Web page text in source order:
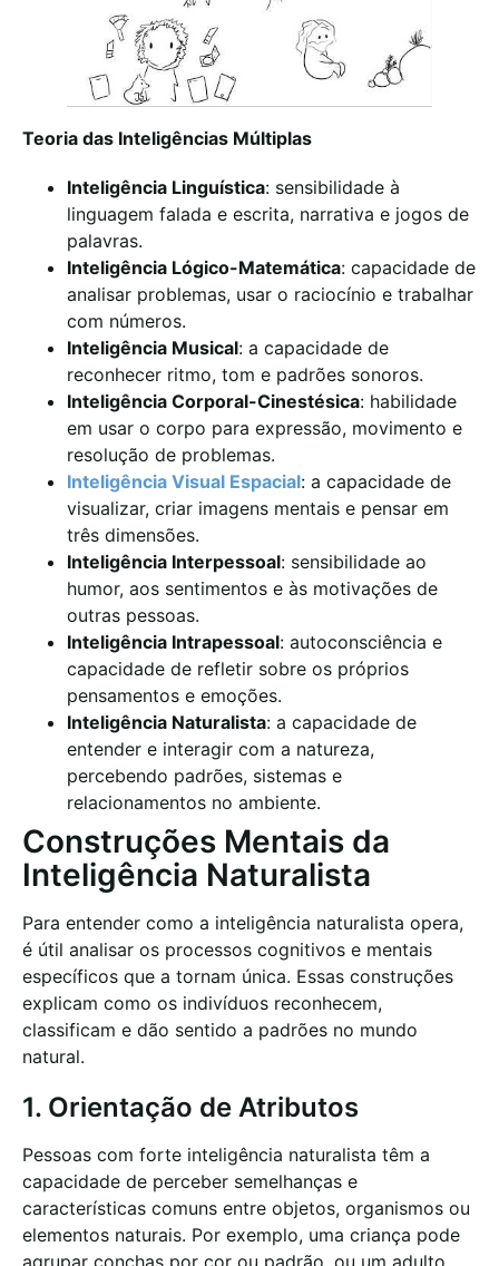
Teoria das Inteligências Múltiplas
Inteligência Linguística: sensibilidade à
linguagem falada e escrita, narrativa e jogos de
palavras.
Inteligência Lógico-Matemática: capacidade de
analisar problemas, usar o raciocínio e trabalhar
com números.
Inteligência Musical: a capacidade de
reconhecer ritmo, tom e padrões sonoros.
Inteligência Corporal-Cinestésica: habilidade
em usar o corpo para expressão, movimento e
resolução de problemas.
Inteligência Visual Espacial: a capacidade de
visualizar, criar imagens mentais e pensar em
três dimensões.
Inteligência Interpessoal: sensibilidade ao
humor, aos sentimentos e às motivações de
outras pessoas.
Inteligência Intrapessoal: autoconsciência e
capacidade de refletir sobre os próprios
pensamentos e emoções.
Inteligência Naturalista: a capacidade de
entender e interagir com a natureza,
percebendo padrões, sistemas e
relacionamentos no ambiente.
Construções Mentais da
Inteligência Naturalista
Para entender como a inteligência naturalista opera,
é útil analisar os processos cognitivos e mentais
específicos que a tornam única. Essas construções
explicam como os indivíduos reconhecem,
classificam e dão sentido a padrões no mundo
natural.
1. Orientação de Atributos
Pessoas com forte inteligência naturalista têm a
capacidade de perceber semelhanças e
características comuns entre objetos, organismos ou
elementos naturais. Por exemplo, uma criança pode
agrupar conchas por cor ou padrão, ou um adulto